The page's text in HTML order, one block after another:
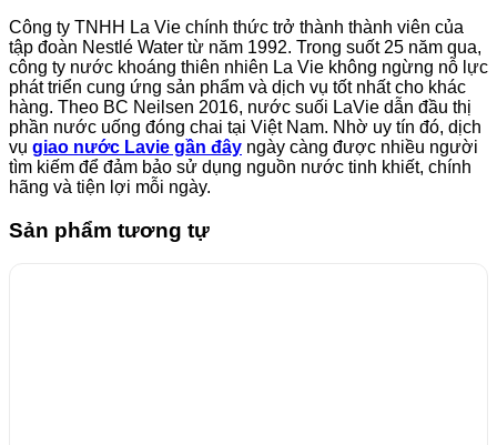
Công ty TNHH La Vie chính thức trở thành thành viên của
tập đoàn Nestlé Water từ năm 1992. Trong suốt 25 năm qua,
công ty nước khoáng thiên nhiên La Vie không ngừng nỗ lực
phát triển cung ứng sản phẩm và dịch vụ tốt nhất cho khác
hàng. Theo BC Neilsen 2016, nước suối LaVie dẫn đầu thị
phần nước uống đóng chai tại Việt Nam. Nhờ uy tín đó, dịch
vụ giao nước Lavie gần đây ngày càng được nhiều người
tìm kiếm để đảm bảo sử dụng nguồn nước tinh khiết, chính
hãng và tiện lợi mỗi ngày.
Sản phẩm tương tự